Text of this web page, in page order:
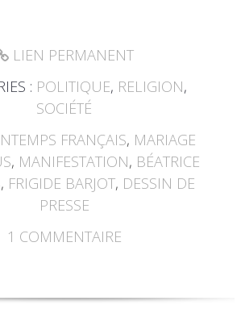
LIEN PERMANENT
: POLITIQUE, RELIGION,
SOCIÉTÉ
FRANÇAIS, MARIAGE
, MANIFESTATION, BÉATRICE
, FRIGIDE BARJOT, DESSIN DE
PRESSE
1 COMMENTAIRE